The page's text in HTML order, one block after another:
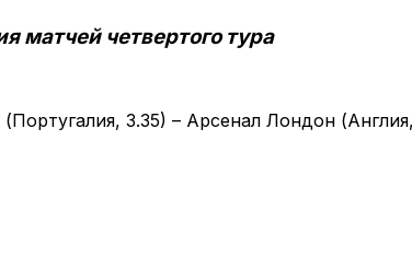
матчей четвертого тура
3.35) – Арсенал Лондон